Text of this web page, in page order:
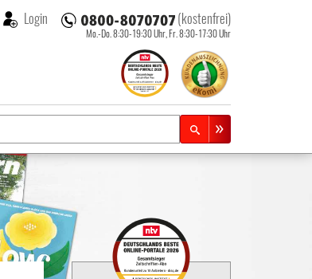
(kostenfrei)
Mo.-Do. 8:30-19:30 Uhr, Fr. 8:30-17:30 Uhr
Login